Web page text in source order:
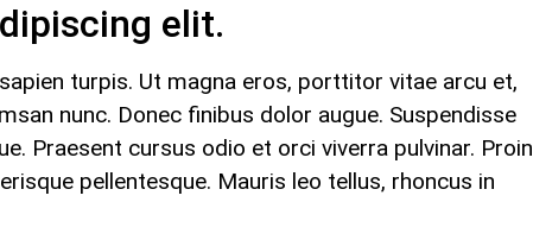
elit.
turpis. Ut magna eros, porttitor vitae arcu et,
nunc. Donec finibus dolor augue. Suspendisse
Praesent cursus odio et orci viverra pulvinar. Proin
pellentesque. Mauris leo tellus, rhoncus in